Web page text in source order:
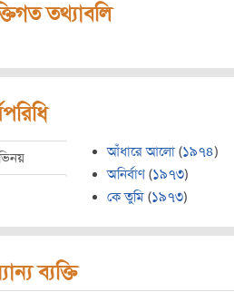
তথ্যাবলি
আঁধারে আলো (১৯৭৪)
অনির্বাণ (১৯৭৩)
কে তুমি (১৯৭৩)
ব্যক্তি